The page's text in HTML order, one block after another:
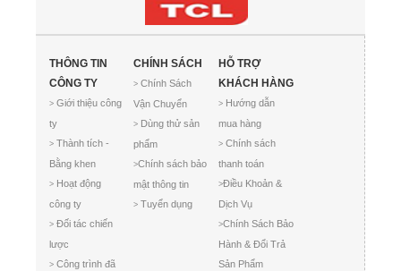
THÔNG TIN
CÔNG TY
> Giới thiệu công
ty
> Thành tích -
Bằng khen
> Hoạt động
công ty
> Đối tác chiến
lược
> Công trình đã
CHÍNH SÁCH
> Chính Sách
Vận Chuyển
> Dùng thử sản
phẩm
>Chính sách bảo
mật thông tin
> Tuyển dụng
HỖ TRỢ
KHÁCH HÀNG
>Hướng dẫn
mua hàng
>Chính sách
thanh toán
>Điều Khoản &
Dịch Vụ
>Chính Sách Bảo
Hành & Đổi Trả
Sản Phẩm